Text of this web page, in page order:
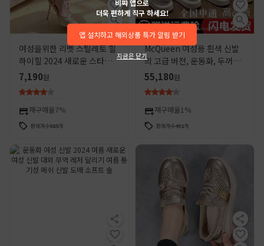
여성을위한 리벳 스틸레토 힐
하이힐 2024 새로운 스타일
버클 미끄럼 방지 작업 신발 겉
옷 다시 빈 올 매치 싱글 레이
어 신발
7,190원
재구매율7%
판매개수585개
McQueen 여성용 흰색 신발
의 고급 버전, 운동화, 두꺼운
밑창 플랫폼 신발, 봄 여름 신
작 캐주얼 남성 및 여성 신발
55,180원
재구매율1%
판매개수491개
비쨔 앱으로
더욱 편하게 직구 하세요!
앱 설치하고 해외상품 특가 알림 받기
지금은 닫기